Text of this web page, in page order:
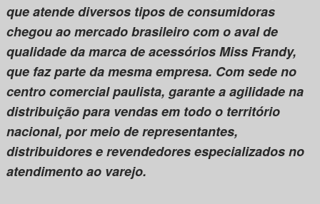
que atende diversos tipos de consumidoras
chegou ao mercado brasileiro com o aval de
qualidade da marca de acessórios Miss Frandy,
que faz parte da mesma empresa. Com sede no
centro comercial paulista, garante a agilidade na
distribuição para vendas em todo o território
nacional, por meio de representantes,
distribuidores e revendedores especializados no
atendimento ao varejo.